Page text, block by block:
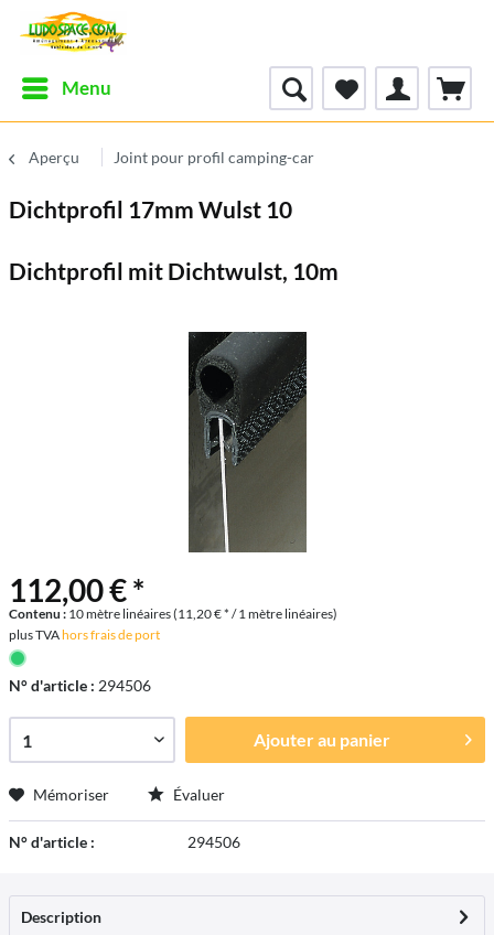
Menu
Aperçu Joint pour profil camping-car
Dichtprofil 17mm Wulst 10
Dichtprofil mit Dichtwulst, 10m
112,00 € *
Contenu : 10 mètre linéaires (11,20 € * / 1 mètre linéaires)
plus TVAhors frais de port
N° d'article : 294506
Ajouter au panier
Mémoriser Évaluer
N° d'article : 294506
Description